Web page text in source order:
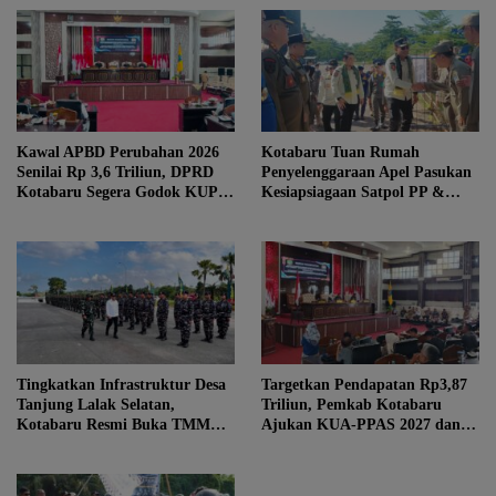
Kawal APBD Perubahan 2026
Senilai Rp 3,6 Triliun, DPRD
Kotabaru Segera Godok KUPA-
Kotabaru Tuan Rumah
Penyelenggaraan Apel Pasukan
Kesiapsiagaan Satpol PP &
Tingkatkan Infrastruktur Desa
Tanjung Lalak Selatan,
Kotabaru Resmi Buka TMMD
Targetkan Pendapatan Rp3,87
Triliun, Pemkab Kotabaru
Ajukan KUA-PPAS 2027 dan 3